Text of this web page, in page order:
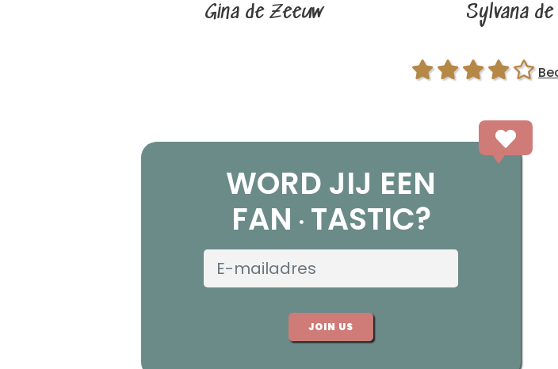
Gina de Zeeuw Sylvana
WORD JIJ EEN
FAN TASTIC?
JOIN US